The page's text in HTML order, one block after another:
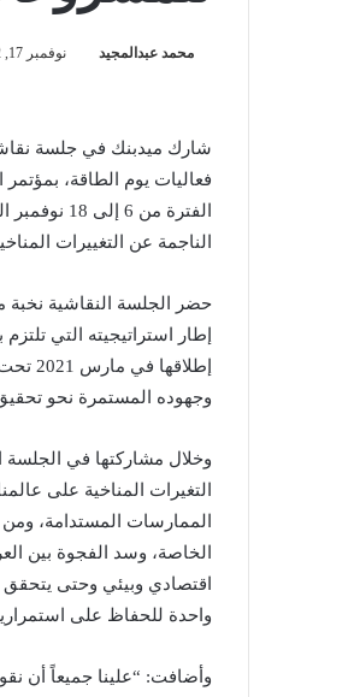
محمد عبدالمجيد نوفمبر 17, 2022
شارك ميدبنك في جلسة
الناجمة عن التغييرات
حضر الجلسة النقاشية نخبة
إطار استراتيجيته التي
وجهوده المستمرة نحو تحقيق
وخلال مشاركتها في الجلسة
التغيرات المناخية على
الممارسات المستدامة، ومن
الخاصة، وسد الفجوة بين
اقتصادي وبيئي وحتى
واحدة للحفاظ على
وأضافت: “علينا جميعاً أن